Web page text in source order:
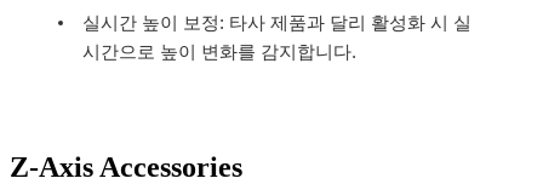
실시간 높이 보정: 타사 제품과 달리 활성화 시 실
시간으로 높이 변화를 감지합니다.
Z-Axis Accessories